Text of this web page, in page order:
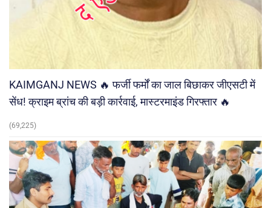
KAIMGANJ NEWS 🔥 फर्जी फर्मों का जाल बिछाकर जीएसटी में
सेंध! क्राइम ब्रांच की बड़ी कार्रवाई, मास्टरमाइंड गिरफ्तार 🔥
(69,225)